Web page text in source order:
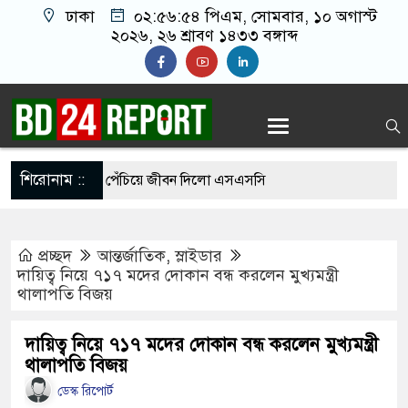
ঢাকা ০২:৫৬:৫৫ পিএম, সোমবার, ১০ অগাস্ট
২০২৬, ২৬ শ্রাবণ ১৪৩৩ বঙ্গাব্দ
শিরোনাম ::
শাড়ি গলায় পেঁচিয়ে জীবন দিলো এসএসসি
পরীক্ষার্থী, পাস করা একমাত্র শিক্ষার্থীর নামই জানেন
ফ্যাসিবাদী সরকার, এখন পুনর্গঠনের পালা:
প্রচ্ছদ আন্তর্জাতিক,স্লাইডার
দায়িত্ব নিয়ে ৭১৭ মদের দোকান বন্ধ করলেন মুখ্যমন্ত্রী
থালাপতি বিজয়
দায়িত্ব নিয়ে ৭১৭ মদের দোকান বন্ধ করলেন মুখ্যমন্ত্রী
থালাপতি বিজয়
ডেস্ক রিপোর্ট